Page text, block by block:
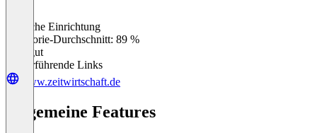
Einfache Einrichtung
Kategorie-Durchschnitt: 89 %
Sehr gut
Weiterführende Links
www.zeitwirtschaft.de
Allgemeine Features